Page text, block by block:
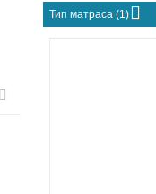
Тип матраса (1)